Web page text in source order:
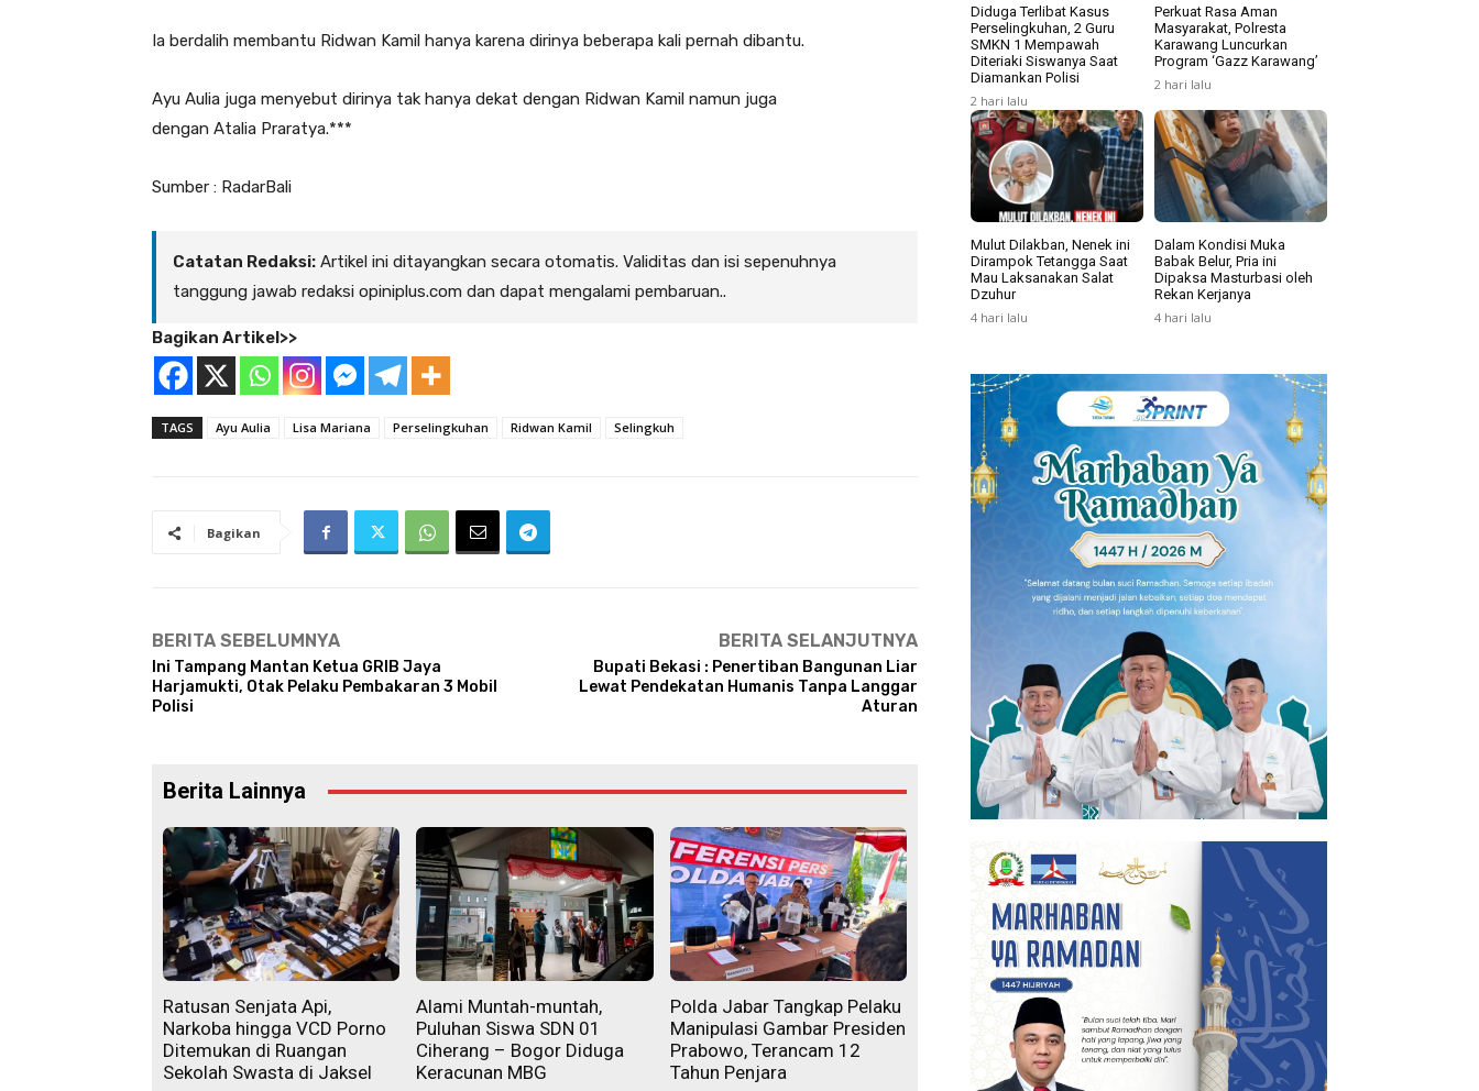
Ia berdalih membantu Ridwan Kamil hanya karena dirinya beberapa kali pernah dibantu.
Ayu Aulia juga menyebut dirinya tak hanya dekat dengan Ridwan Kamil namun juga
dengan Atalia Praratya.***
Sumber : RadarBali
Catatan Redaksi: Artikel ini ditayangkan secara otomatis. Validitas dan isi sepenuhnya
tanggung jawab redaksi opiniplus.com dan dapat mengalami pembaruan..
Bagikan Artikel>>
TAGS Ayu Aulia Lisa Mariana Perselingkuhan Ridwan Kamil Selingkuh
Bagikan
BERITA SEBELUMNYA
Ini Tampang Mantan Ketua GRIB Jaya
Harjamukti, Otak Pelaku Pembakaran 3 Mobil
Polisi
BERITA SELANJUTNYA
Bupati Bekasi : Penertiban Bangunan Liar
Lewat Pendekatan Humanis Tanpa Langgar
Aturan
Berita Lainnya
Ratusan Senjata Api,
Narkoba hingga VCD Porno
Ditemukan di Ruangan
Sekolah Swasta di Jaksel
Alami Muntah-muntah,
Puluhan Siswa SDN 01
Ciherang – Bogor Diduga
Keracunan MBG
Polda Jabar Tangkap Pelaku
Manipulasi Gambar Presiden
Prabowo, Terancam 12
Tahun Penjara
Diduga Terlibat Kasus
Perselingkuhan, 2 Guru
SMKN 1 Mempawah
Diteriaki Siswanya Saat
Diamankan Polisi
2 hari lalu
Perkuat Rasa Aman
Masyarakat, Polresta
Karawang Luncurkan
Program ‘Gazz Karawang’
2 hari lalu
Mulut Dilakban, Nenek ini
Dirampok Tetangga Saat
Mau Laksanakan Salat
Dzuhur
4 hari lalu
Dalam Kondisi Muka
Babak Belur, Pria ini
Dipaksa Masturbasi oleh
Rekan Kerjanya
4 hari lalu